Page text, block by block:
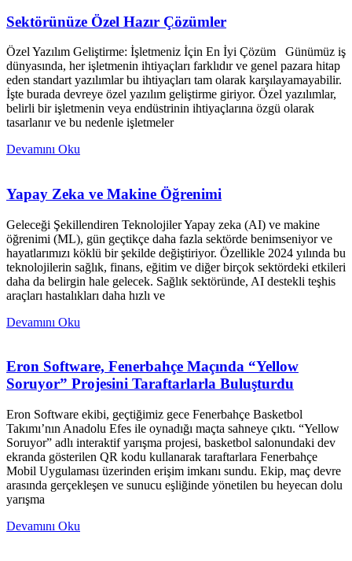
Sektörünüze Özel Hazır Çözümler
Özel Yazılım Geliştirme: İşletmeniz İçin En İyi Çözüm Günümüz iş
dünyasında, her işletmenin ihtiyaçları farklıdır ve genel pazara hitap
eden standart yazılımlar bu ihtiyaçları tam olarak karşılayamayabilir.
İşte burada devreye özel yazılım geliştirme giriyor. Özel yazılımlar,
belirli bir işletmenin veya endüstrinin ihtiyaçlarına özgü olarak
tasarlanır ve bu nedenle işletmeler
Devamını Oku
Yapay Zeka ve Makine Öğrenimi
Geleceği Şekillendiren Teknolojiler Yapay zeka (AI) ve makine
öğrenimi (ML), gün geçtikçe daha fazla sektörde benimseniyor ve
hayatlarımızı köklü bir şekilde değiştiriyor. Özellikle 2024 yılında bu
teknolojilerin sağlık, finans, eğitim ve diğer birçok sektördeki etkileri
daha da belirgin hale gelecek. Sağlık sektöründe, AI destekli teşhis
araçları hastalıkları daha hızlı ve
Devamını Oku
Eron Software, Fenerbahçe Maçında “Yellow
Soruyor” Projesini Taraftarlarla Buluşturdu
Eron Software ekibi, geçtiğimiz gece Fenerbahçe Basketbol
Takımı’nın Anadolu Efes ile oynadığı maçta sahneye çıktı. “Yellow
Soruyor” adlı interaktif yarışma projesi, basketbol salonundaki dev
ekranda gösterilen QR kodu kullanarak taraftarlara Fenerbahçe
Mobil Uygulaması üzerinden erişim imkanı sundu. Ekip, maç devre
arasında gerçekleşen ve sunucu eşliğinde yönetilen bu heyecan dolu
yarışma
Devamını Oku